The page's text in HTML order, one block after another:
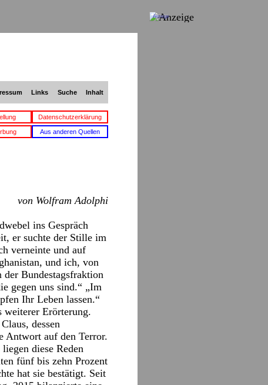
Links Suche Inhalt
Datenschutzerklärung
Aus anderen Quellen
von Wolfram Adolphi
ins Gespräch
er suchte der Stille im
verneinte und auf
und ich, von
der Bundestagsfraktion
gegen uns sind.“ „Im
Ihr Leben lassen.“
weiterer Erörterung.
dessen
Antwort auf den Terror.
diese Reden
fünf bis zehn Prozent
hat sie bestätigt. Seit
Anzeige